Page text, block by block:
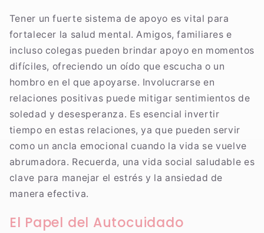
Tener un fuerte sistema de apoyo es vital para
fortalecer la salud mental. Amigos, familiares e
incluso colegas pueden brindar apoyo en momentos
difíciles, ofreciendo un oído que escucha o un
hombro en el que apoyarse. Involucrarse en
relaciones positivas puede mitigar sentimientos de
soledad y desesperanza. Es esencial invertir
tiempo en estas relaciones, ya que pueden servir
como un ancla emocional cuando la vida se vuelve
abrumadora. Recuerda, una vida social saludable es
clave para manejar el estrés y la ansiedad de
manera efectiva.
El Papel del Autocuidado